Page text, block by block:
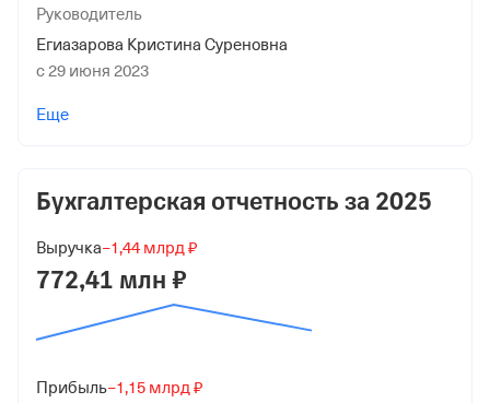
Руководитель
Егиазарова Кристина Суреновна
с 29 июня 2023
Егиазарова Кристина Суреновна
Форма
Дата регистрации
Краткое название
Еще
Бухгалтерская отчетность за 2025
Выручка−1,44 млрд ₽
772,41 млн ₽
Прибыль−1,15 млрд ₽